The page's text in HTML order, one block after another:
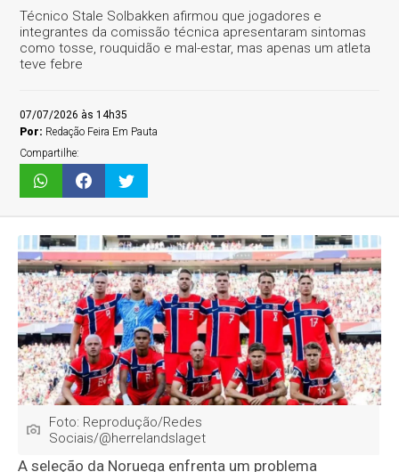
Técnico Stale Solbakken afirmou que jogadores e
integrantes da comissão técnica apresentaram sintomas
como tosse, rouquidão e mal-estar, mas apenas um atleta
teve febre
07/07/2026 às 14h35
Por: Redação Feira Em Pauta
Compartilhe:
Foto: Reprodução/Redes
Sociais/@herrelandslaget
A seleção da Noruega enfrenta um problema